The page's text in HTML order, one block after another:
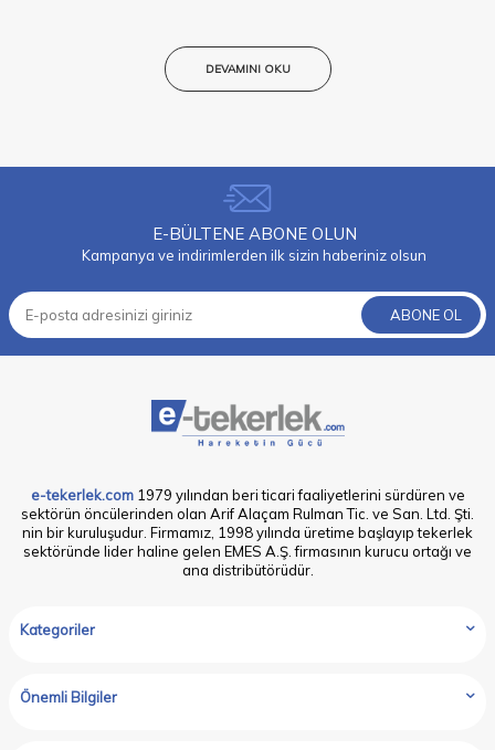
DEVAMINI OKU
E-BÜLTENE ABONE OLUN
Kampanya ve indirimlerden ilk sizin haberiniz olsun
ABONE OL
e-tekerlek.com1979 yılından beri ticari faaliyetlerini sürdüren ve
sektörün öncülerinden olan Arif Alaçam Rulman Tic. ve San. Ltd. Şti.
nin bir kuruluşudur. Firmamız, 1998 yılında üretime başlayıp tekerlek
sektöründe lider haline gelen EMES A.Ş. firmasının kurucu ortağı ve
ana distribütörüdür.
Kategoriler
Önemli Bilgiler